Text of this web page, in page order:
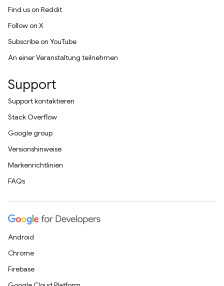
Find us on Reddit
Follow on X
Subscribe on YouTube
An einer Veranstaltung teilnehmen
Support
Support kontaktieren
Stack Overflow
Google group
Versionshinweise
Markenrichtlinien
FAQs
Android
Chrome
Firebase